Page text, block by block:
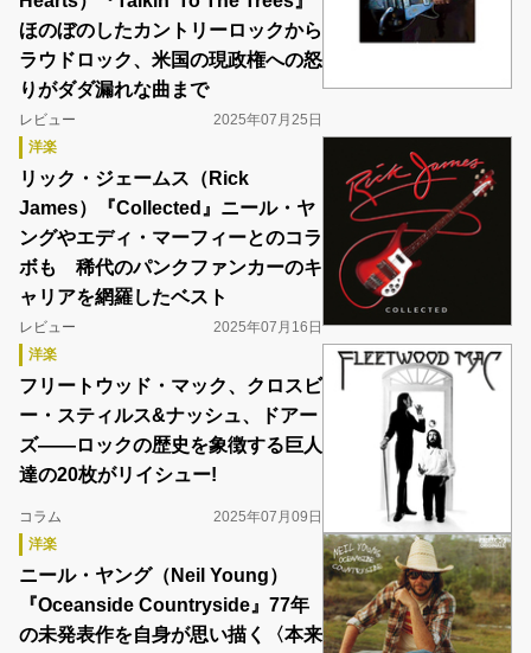
ほのぼのしたカントリーロックから
ラウドロック、米国の現政権への怒
りがダダ漏れな曲まで
レビュー
2025年07月25日
洋楽
リック・ジェームス（Rick
James）『Collected』ニール・ヤ
ングやエディ・マーフィーとのコラ
ボも 稀代のパンクファンカーのキ
ャリアを網羅したベスト
レビュー
2025年07月16日
洋楽
フリートウッド・マック、クロスビ
ー・スティルス&ナッシュ、ドアー
ズ――ロックの歴史を象徴する巨人
達の20枚がリイシュー!
コラム
2025年07月09日
洋楽
ニール・ヤング（Neil Young）
『Oceanside Countryside』77年
の未発表作を自身が思い描く〈本来